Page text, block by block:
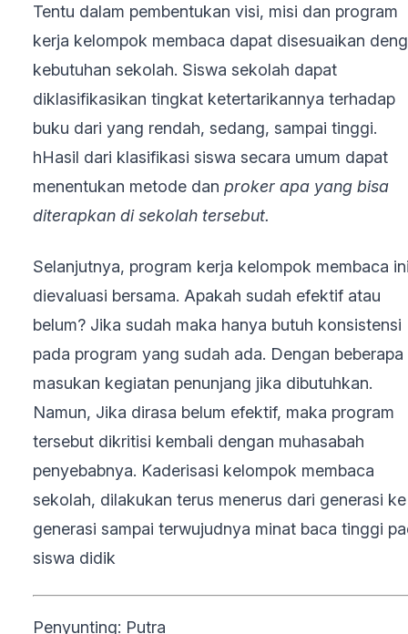
Tentu dalam pembentukan visi, misi dan program
kerja kelompok membaca dapat disesuaikan
kebutuhan sekolah. Siswa sekolah dapat
diklasifikasikan tingkat ketertarikannya terhadap
buku dari yang rendah, sedang, sampai tinggi.
hHasil dari klasifikasi siswa secara umum dapat
menentukan metode dan proker apa yang bisa
diterapkan di sekolah tersebut.
Selanjutnya, program kerja kelompok membaca
dievaluasi bersama. Apakah sudah efektif atau
belum? Jika sudah maka hanya butuh konsistensi
pada program yang sudah ada. Dengan beberapa
masukan kegiatan penunjang jika dibutuhkan.
Namun, Jika dirasa belum efektif, maka program
tersebut dikritisi kembali dengan muhasabah
penyebabnya. Kaderisasi kelompok membaca
sekolah, dilakukan terus menerus dari generasi ke
generasi sampai terwujudnya minat baca tinggi
siswa didik
Penyunting: Putra